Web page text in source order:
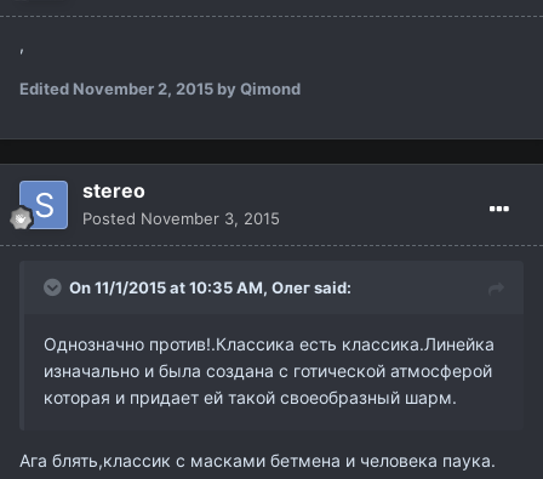
,
Edited November 2, 2015 by Qimond
stereo
Posted November 3, 2015
On 11/1/2015 at 10:35 AM, Олегsaid:
Однозначно против!.Классика есть классика.Линейка
изначально и была создана с готической атмосферой
которая и придает ей такой своеобразный шарм.
Ага блять,классик с масками бетмена и человека паука.